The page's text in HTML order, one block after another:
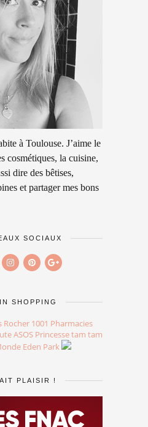
à Toulouse. J’aime le
cosmétiques, la cuisine,
dire des bêtises,
et partager mes bons
SOCIAUX
SHOPPING
Rocher 1001 Pharmacies
ASOS Princesse tam tam
Eden Park
PLAISIR !